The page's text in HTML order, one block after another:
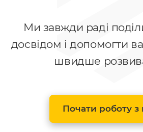
Ми завжди раді
досвідом і допомогти
швидше
Почати роботу з